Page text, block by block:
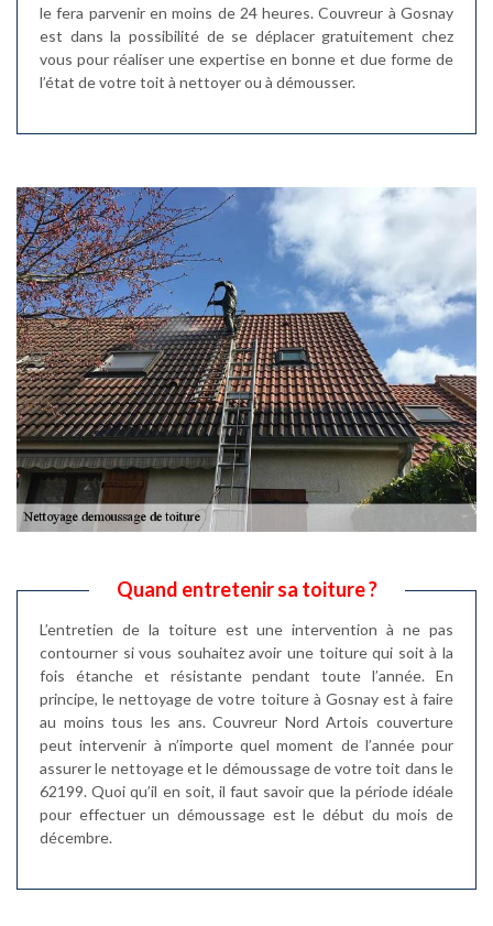
le fera parvenir en moins de 24 heures. Couvreur à Gosnay
est dans la possibilité de se déplacer gratuitement chez
vous pour réaliser une expertise en bonne et due forme de
l’état de votre toit à nettoyer ou à démousser.
Quand entretenir sa toiture ?
L’entretien de la toiture est une intervention à ne pas
contourner si vous souhaitez avoir une toiture qui soit à la
fois étanche et résistante pendant toute l’année. En
principe, le nettoyage de votre toiture à Gosnay est à faire
au moins tous les ans. Couvreur Nord Artois couverture
peut intervenir à n’importe quel moment de l’année pour
assurer le nettoyage et le démoussage de votre toit dans le
62199. Quoi qu’il en soit, il faut savoir que la période idéale
pour effectuer un démoussage est le début du mois de
décembre.